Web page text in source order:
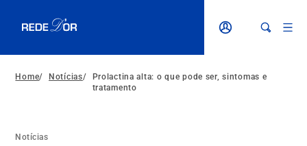
Home/ Notícias/
Prolactina alta: o que pode ser, sintomas e
tratamento
Notícias